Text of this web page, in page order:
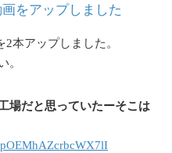
をアップしました
2本アップしました。
。
場だと思っていたーそこは